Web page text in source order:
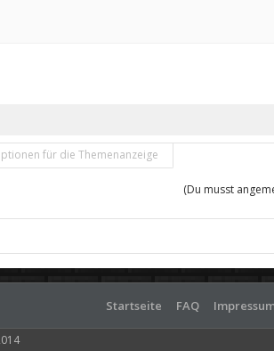
für die Themenanzeige
(Du musst
Startseite FAQ